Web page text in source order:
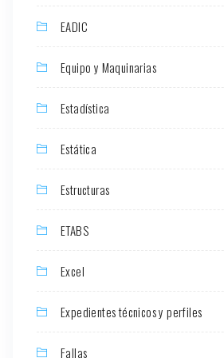
EADIC
Equipo y Maquinarias
Estadística
Estática
Estructuras
ETABS
Excel
Expedientes técnicos y perfiles
Fallas